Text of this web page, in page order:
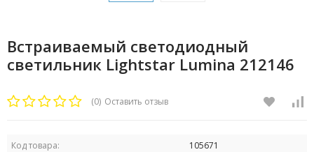
Встраиваемый светодиодный
светильник Lightstar Lumina 212146
(0) Оставить отзыв
Код товара:
105671